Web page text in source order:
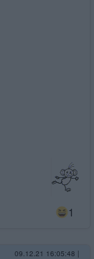
1
09.12.21 16:05:48 |